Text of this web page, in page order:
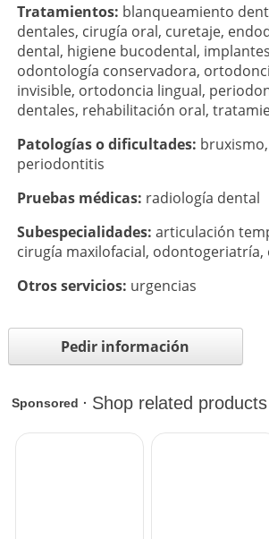
Tratamientos: blanqueamiento
dentales, cirugía oral, curetaje,
dental, higiene bucodental,
odontología conservadora,
invisible, ortodoncia lingual,
dentales, rehabilitación oral,
Patologí­as o dificultades: bruxismo,
periodontitis
Pruebas médicas: radiología dental
Subespecialidades: articulación
cirugía maxilofacial, odontogeriatría,
Otros servicios: urgencias
Pedir información